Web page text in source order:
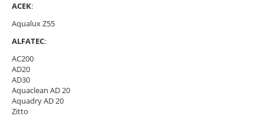
ACEK:
Aqualux Z55
ALFATEC:
AC200
AD20
AD30
Aquaclean AD 20
Aquadry AD 20
Zitto